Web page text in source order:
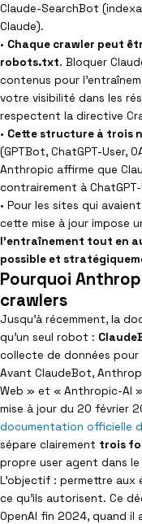
Claude-SearchBot
Claude).
• Chaque crawler peut
robots.txt. Bloquer
contenus pour
votre visibilité dans les
respectent la directive
• Cette structure à trois
(GPTBot, ChatGPT-User,
Anthropic affirme que
contrairement à ChatGPT-
• Pour les sites qui
cette mise à jour impose
l’entraînement tout en
possible et
Pourquoi
crawlers
Jusqu’à récemment, la
qu’un seul robot :
collecte de données pour
Avant ClaudeBot,
Web » et « Anthropic-AI
mise à jour du 20 février
documentation officielle
sépare clairement trois
propre user agent dans le
L’objectif : permettre
ce qu’ils autorisent. Ce
OpenAI fin 2024, quand il